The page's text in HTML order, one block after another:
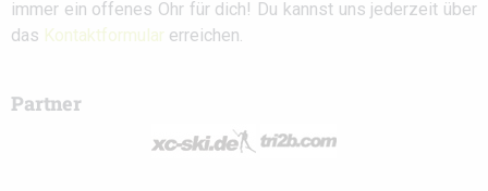
immer ein offenes Ohr für dich! Du kannst uns jederzeit über
das Kontaktformular erreichen.
Partner